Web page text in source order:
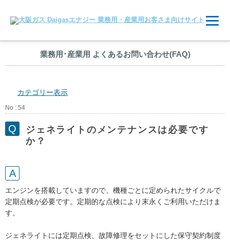
業務用 ･産業用 よくあるお問い合わせ(FAQ)
カテゴリー表示
No : 54
ジェネライトのメンテナンスは必要です
か？
エンジンを搭載していますので、機種ごとに定められたサイクルで
定期点検が必要です。定期的な点検により末永くご利用いただけま
す。
ジェネライトには定期点検、故障修理をセットにした保守契約制度